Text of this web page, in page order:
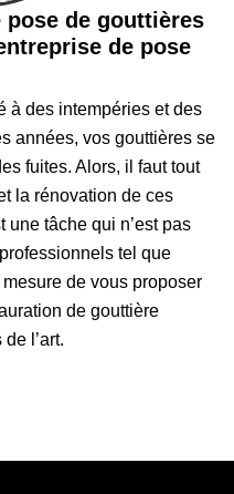
pose de gouttières
de pose
à des intempéries et des
années, vos gouttières se
fuites. Alors, il faut tout
la rénovation de ces
une tâche qui n’est pas
tel que
de vous proposer
de gouttière
l’art.